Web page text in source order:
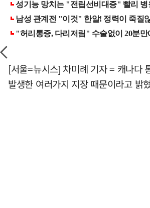
[서울=뉴시스] 차미례 기자 = 캐나다
발생한 여러가지 지장 때문이라고 밝